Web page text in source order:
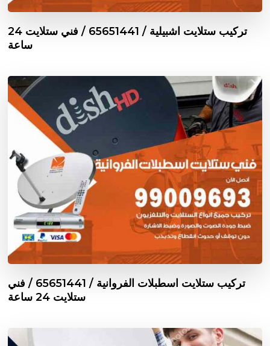
تركيب ستلايت اشبيلية / 65651441 / فني ستلايت 24
ساعة
تركيب ستلايت اسطبلات الفروانية / 65651441 / فني
ستلايت 24 ساعة